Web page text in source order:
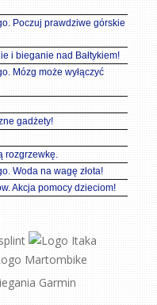
Poczuj prawdziwe górskie
i bieganie nad Bałtykiem!
Mózg może wyłączyć
gadżety!
rozgrzewkę.
Woda na wagę złota!
Akcja pomocy dzieciom!